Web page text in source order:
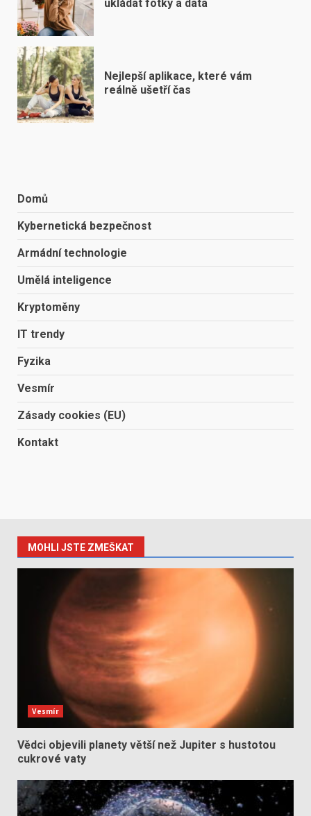
ukládat fotky a data
Nejlepší aplikace, které vám
reálně ušetří čas
Domů
Kybernetická bezpečnost
Armádní technologie
Umělá inteligence
Kryptoměny
IT trendy
Fyzika
Vesmír
Zásady cookies (EU)
Kontakt
MOHLI JSTE ZMEŠKAT
Vesmír
Vědci objevili planety větší než Jupiter s hustotou
cukrové vaty